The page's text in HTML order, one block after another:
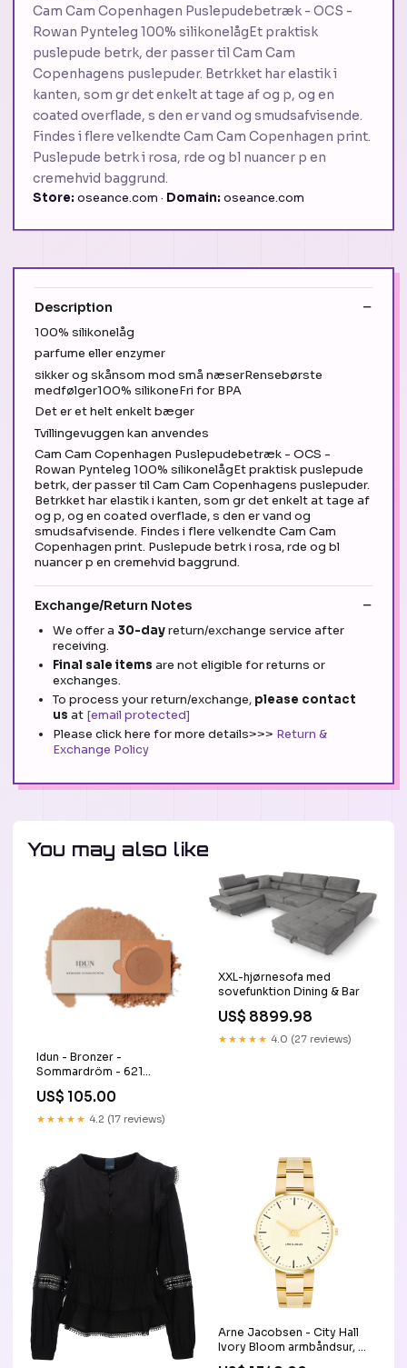
Cam Cam Copenhagen Puslepudebetræk - OCS -
Rowan Pynteleg 100% silikonelågEt praktisk
puslepude betrk, der passer til Cam Cam
Copenhagens puslepuder. Betrkket har elastik i
kanten, som gr det enkelt at tage af og p, og en
coated overflade, s den er vand og smudsafvisende.
Findes i flere velkendte Cam Cam Copenhagen print.
Puslepude betrk i rosa, rde og bl nuancer p en
cremehvid baggrund.
Store: oseance.com · Domain: oseance.com
Description
100% silikonelåg
parfume eller enzymer
sikker og skånsom mod små næserRensebørste
medfølger100% silikoneFri for BPA
Det er et helt enkelt bæger
Tvillingevuggen kan anvendes
Cam Cam Copenhagen Puslepudebetræk - OCS -
Rowan Pynteleg 100% silikonelågEt praktisk puslepude
betrk, der passer til Cam Cam Copenhagens puslepuder.
Betrkket har elastik i kanten, som gr det enkelt at tage af
og p, og en coated overflade, s den er vand og
smudsafvisende. Findes i flere velkendte Cam Cam
Copenhagen print. Puslepude betrk i rosa, rde og bl
nuancer p en cremehvid baggrund.
Exchange/Return Notes
We offer a 30-dayreturn/exchange service after
receiving.
Final sale items are not eligible for returns or
exchanges.
To process your return/exchange, please contact
us at [email protected]
Please click here for more details>>> Return &
Exchange Policy
You may also like
Idun - Bronzer -
Sommardröm - 621
US$ 105.00
★★★★★ 4.2 (17 reviews)
XXL-hjørnesofa med
sovefunktion Dining & Bar
US$ 8899.98
★★★★★ 4.0 (27 reviews)
Arne Jacobsen - City Hall
Ivory Bloom armbåndsur, Ø